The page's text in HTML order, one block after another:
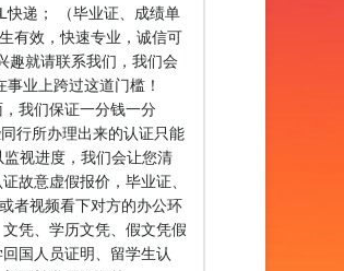
快递； （毕业证、成绩单
有效，快速专业，诚信可
就请联系我们，我们会
业上跨过这道门槛！
我们保证一分钱一分
行所办理出来的认证只能
视进度，我们会让您清
故意虚假报价，毕业证、
者视频看下对方的办公环
凭、学历文凭、假文凭假
国人员证明、留学生认